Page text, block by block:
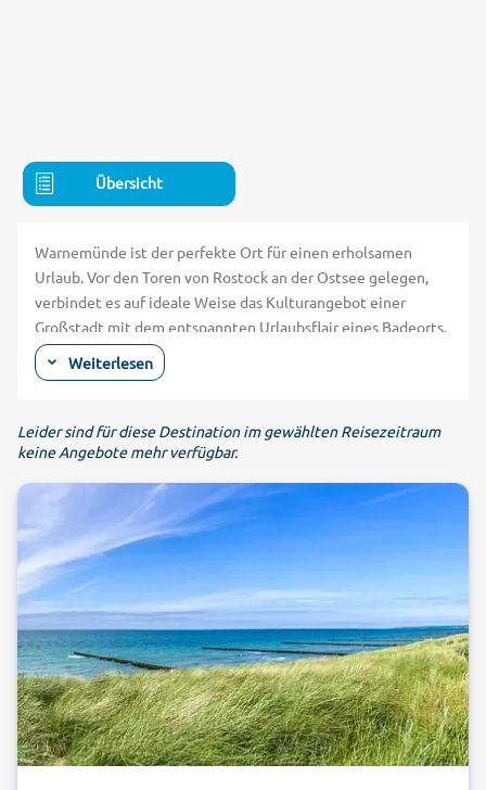
Übersicht
Warnemünde ist der perfekte Ort für einen erholsamen
Urlaub. Vor den Toren von Rostock an der Ostsee gelegen,
verbindet es auf ideale Weise das Kulturangebot einer
Großstadt mit dem entspannten Urlaubsflair eines Badeorts.
Ein wunderschöner Sandstrand, die dazugehörige
Strandpromenade und die großen und kleinen Boote am
Warnemünde für den Wellnessurlaub genau die richtige
Adresse macht. Direkt vor der Stadt beginnt der Sandstrand,
Warnow-Mündung erstreckt. Im Sommer wunderbar für
Badeurlauber, lädt er an kühleren Tagen zu ausgedehnten
Spaziergängen oder zum Nordic Walking ein. Buchen Sie
jetzt mit alltours ein Schnäppchen für einen Wellnessurlaub
in Warnemünde und mieten Sie sich an einem sonnigen Tag
einen Strandkorb: Wenn Sie die Füße hochlegen und auf das
Wasser schauen, kommt so garantiert echtes Ostsee-Feeling
auf! An der Flussmündung und damit zugleich an der
Hafeneinfahrt nach Rostock steht der Leuchtturm von
Warnemünde. Steigen Sie in den Ferien ruhig einmal hinauf
und lassen Sie sich den Blick über Stadt, Wasser und
Weiterlesen
Leider sind für diese Destination im gewählten Reisezeitraum
keine Angebote mehr verfügbar.